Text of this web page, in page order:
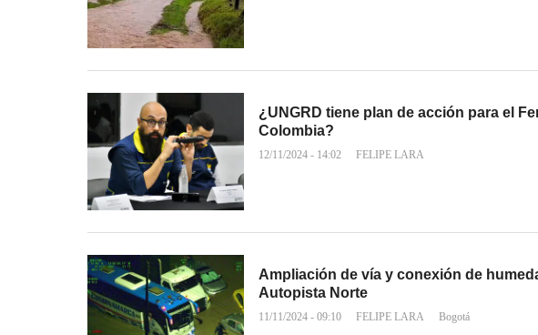
¿UNGRD tiene plan de acción para el
Colombia?
12/11/2024 - 14:02 FELIPE LARA
Ampliación de vía y conexión de
Autopista Norte
11/11/2024 - 09:10 FELIPE LARA Bogotá